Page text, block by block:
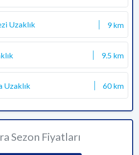
Uzaklık 9 km
9.5 km
Uzaklık 60 km
Sezon Fiyatları